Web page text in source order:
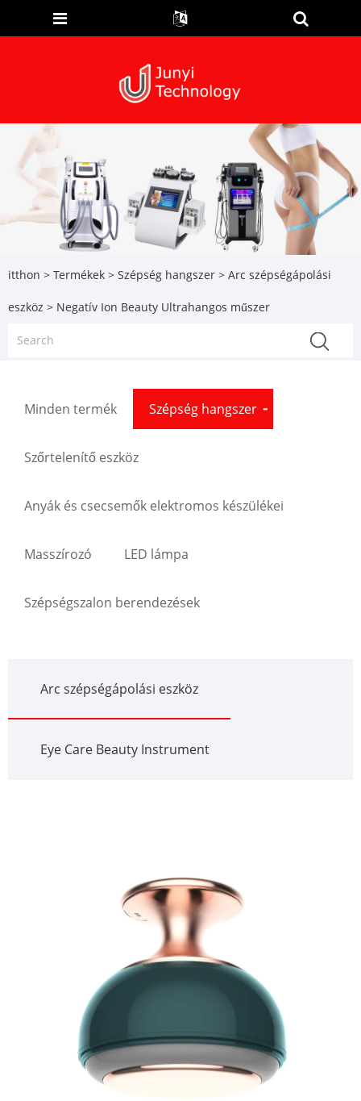
itthon > Termékek > Szépség hangszer > Arc szépségápolási
eszköz > Negatív Ion Beauty Ultrahangos műszer
Minden termék Szépség hangszer
Szőrtelenítő eszköz
Anyák és csecsemők elektromos készülékei
Masszírozó LED lámpa
Szépségszalon berendezések
Arc szépségápolási eszköz
Eye Care Beauty Instrument